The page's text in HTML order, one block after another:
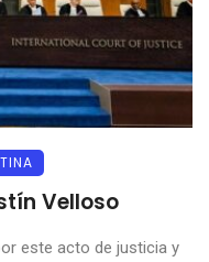
Velloso
este acto de justicia y